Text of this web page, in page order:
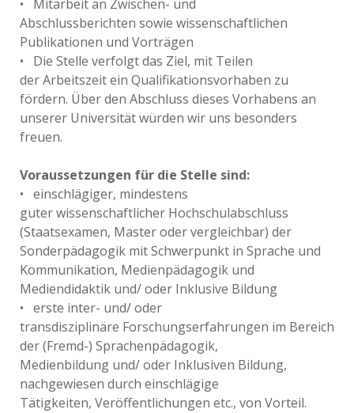
• Mitarbeit an Zwischen- und
Abschlussberichten sowie wissenschaftlichen
Publikationen und Vorträgen
• Die Stelle verfolgt das Ziel, mit Teilen
der Arbeitszeit ein Qualifikationsvorhaben zu
fördern. Über den Abschluss dieses Vorhabens an
unserer Universität würden wir uns besonders
freuen.
Voraussetzungen für die Stelle sind:
• einschlägiger, mindestens
guter wissenschaftlicher Hochschulabschluss
(Staatsexamen, Master oder vergleichbar) der
Sonderpädagogik mit Schwerpunkt in Sprache und
Kommunikation, Medienpädagogik und
Mediendidaktik und/ oder Inklusive Bildung
• erste inter- und/ oder
transdisziplinäre Forschungserfahrungen im Bereich
der (Fremd-) Sprachenpädagogik,
Medienbildung und/ oder Inklusiven Bildung,
nachgewiesen durch einschlägige
Tätigkeiten, Veröffentlichungen etc., von Vorteil.